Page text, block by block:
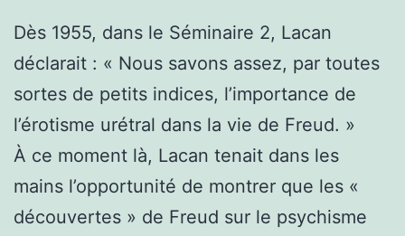
Dès 1955, dans le Séminaire 2, Lacan
déclarait : « Nous savons assez, par toutes
sortes de petits indices, l’importance de
l’érotisme urétral dans la vie de Freud. »
À ce moment là, Lacan tenait dans les
mains l’opportunité de montrer que les «
découvertes » de Freud sur le psychisme